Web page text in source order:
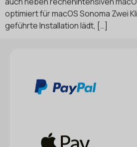
optimiert für macOS Sonoma Zwei
geführte Installation lädt, […]